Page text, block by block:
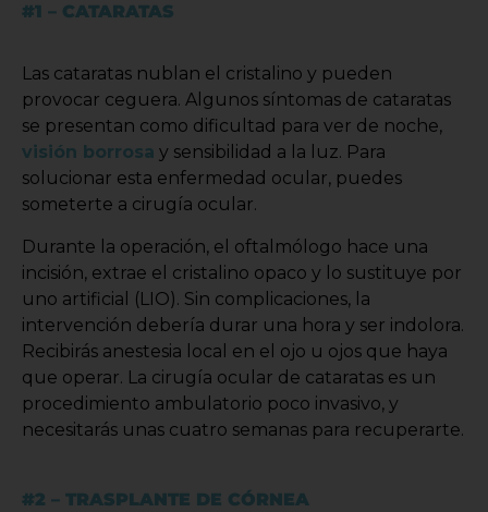
#1 – CATARATAS
Las cataratas nublan el cristalino y pueden
provocar ceguera. Algunos síntomas de cataratas
se presentan como dificultad para ver de noche,
visión borrosa y sensibilidad a la luz. Para
solucionar esta enfermedad ocular, puedes
someterte a cirugía ocular.
Durante la operación, el oftalmólogo hace una
incisión, extrae el cristalino opaco y lo sustituye por
uno artificial (LIO). Sin complicaciones, la
intervención debería durar una hora y ser indolora.
Recibirás anestesia local en el ojo u ojos que haya
que operar. La cirugía ocular de cataratas es un
procedimiento ambulatorio poco invasivo, y
necesitarás unas cuatro semanas para recuperarte.
#2 – TRASPLANTE DE CÓRNEA